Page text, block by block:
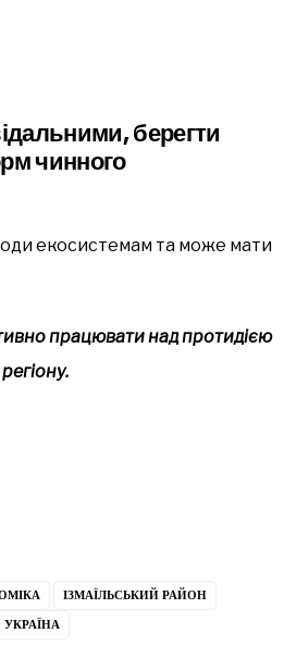
берегти
чинного
екосистемам та може мати
працювати над протидією
ІЗМАЇЛЬСЬКИЙ РАЙОН
УКРАЇНА